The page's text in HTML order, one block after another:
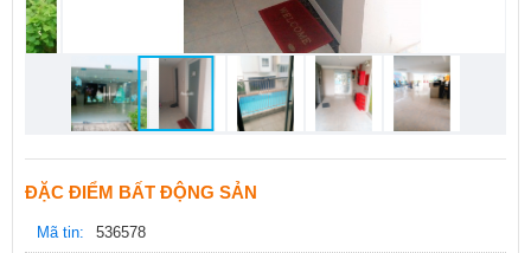
ĐẶC ĐIỂM BẤT ĐỘNG SẢN
Mã tin: 536578